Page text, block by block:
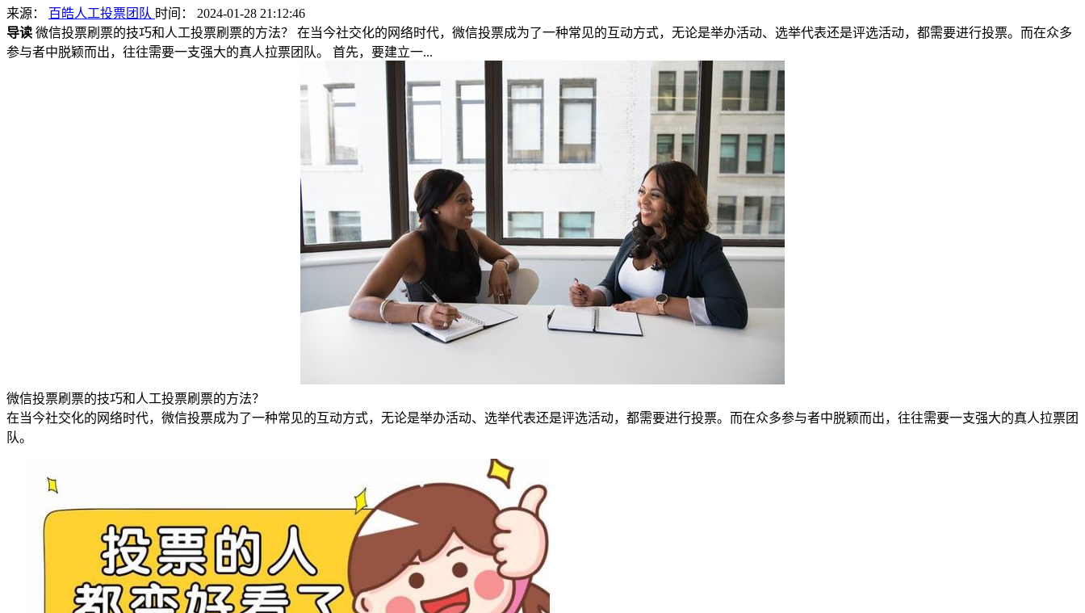
来源： 百皓人工投票团队 时间： 2024-01-28 21:12:46
导读 微信投票刷票的技巧和人工投票刷票的方法？ 在当今社交化的网络时代，微信投票成为了一种常见的互动方式，无论是举办活动、选举代表还是评选活动，都需要进行投票。而在众多
参与者中脱颖而出，往往需要一支强大的真人拉票团队。 首先，要建立一...
微信投票刷票的技巧和人工投票刷票的方法？
在当今社交化的网络时代，微信投票成为了一种常见的互动方式，无论是举办活动、选举代表还是评选活动，都需要进行投票。而在众多参与者中脱颖而出，往往需要一支强大的真人拉票团
队。